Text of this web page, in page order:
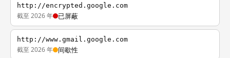
http://encrypted.google.com
截至 2026 年 已屏蔽
http://www.gmail.google.com
截至 2026 年 间歇性